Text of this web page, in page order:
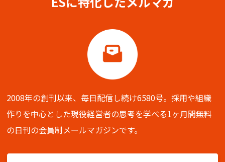
2008年の創刊以来、毎日配信し続け6580号。採用や組織
作りを中心とした現役経営者の思考を学べる1ヶ月間無料
の日刊の会員制メールマガジンです。